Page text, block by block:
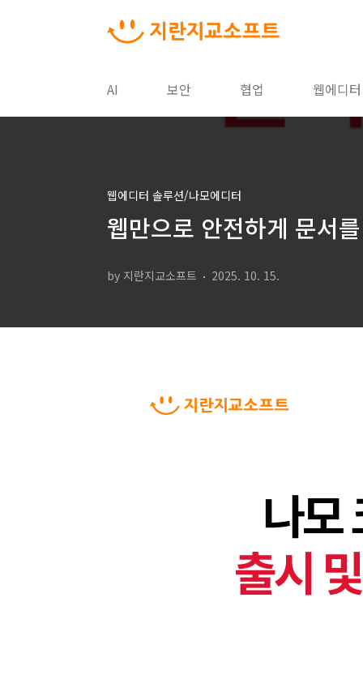
AI 보안 협업 웹에디터
웹에디터 솔루션/나모에디터
웹만으로 안전하게 문서
by 지란지교소프트 2025. 10. 15.